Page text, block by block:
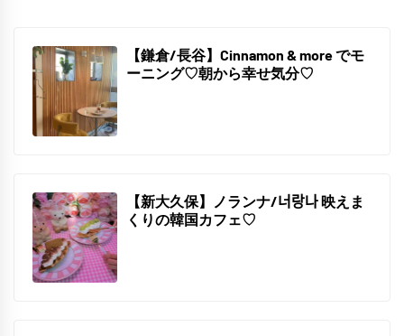
【鎌倉/長谷】Cinnamon & more でモ
ーニング♡朝から幸せ気分♡
2
【新大久保】ノランナ/너랑나 映えま
くりの韓国カフェ♡